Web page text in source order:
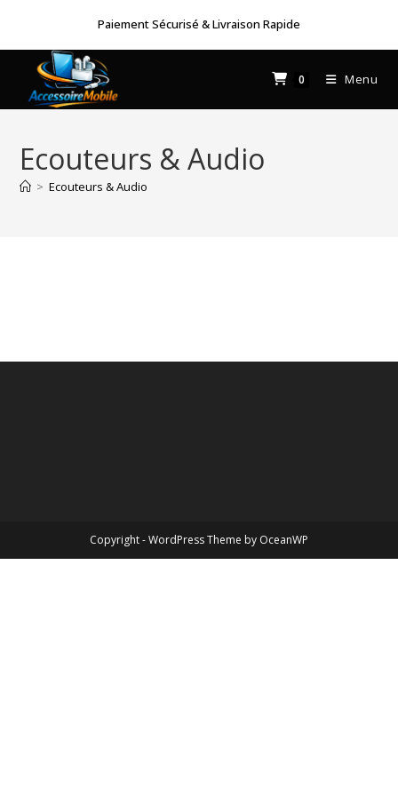
content
Paiement Sécurisé & Livraison Rapide
0 Menu
Ecouteurs & Audio
> Ecouteurs & Audio
Copyright - WordPress Theme by OceanWP